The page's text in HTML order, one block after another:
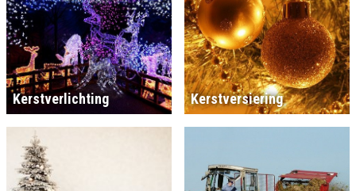
Kerstverlichting Kerstversiering